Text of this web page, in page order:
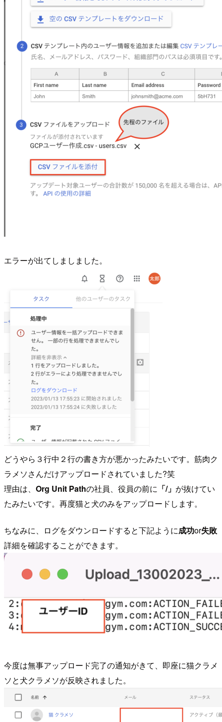
エラーが出てしましました。
どうやら３行中２行の書き方が悪かったみたいです。筋肉ク
ラメソさんだけアップロードされていました?笑
理由は、 Org Unit Pathの社員、役員の前に 「/」 が抜けてい
たみたいです。再度猫と犬のみをアップロードします。
ちなみに、ログをダウンロードすると下記ように成功or失敗
詳細を確認することができます。
今度は無事アップロード完了の通知がきて、即座に猫クラメ
ソと犬クラメソが反映されました。